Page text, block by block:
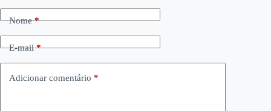
Nome*
E-mail*
Adicionar comentário *